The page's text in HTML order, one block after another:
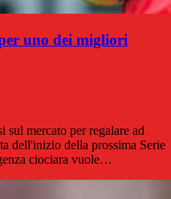
uno dei migliori
sul mercato per regalare ad
dell'inizio della prossima Serie
ciociara vuole…